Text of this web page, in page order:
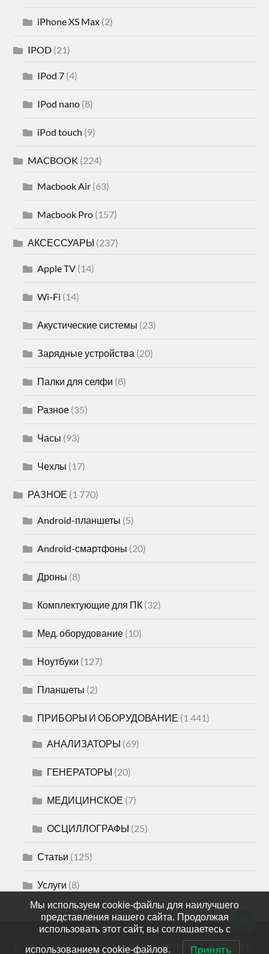
iPhone XS Max (2)
IPOD (21)
IPod 7 (4)
IPod nano (8)
iPod touch (9)
MACBOOK (224)
Macbook Air (63)
Macbook Pro (157)
АКСЕССУАРЫ (237)
Apple TV (14)
Wi-Fi (14)
Акустические системы (23)
Зарядные устройства (20)
Палки для селфи (8)
Разное (35)
Часы (93)
Чехлы (17)
РАЗНОЕ (1 770)
Android-планшеты (5)
Android-смартфоны (20)
Дроны (8)
Комплектующие для ПК (32)
Мед. оборудование (10)
Ноутбуки (127)
Планшеты (2)
ПРИБОРЫ И ОБОРУДОВАНИЕ (1 441)
АНАЛИЗАТОРЫ (69)
ГЕНЕРАТОРЫ (20)
МЕДИЦИНСКОЕ (7)
ОСЦИЛЛОГРАФЫ (25)
Статьи (125)
Услуги (8)
© 2026APPLE-PNZ SHOP & SERVICE 258-858
Мы используем cookie-файлы для наилучшего
представления нашего сайта. Продолжая
использовать этот сайт, вы соглашаетесь с
использованием cookie-файлов. Принять